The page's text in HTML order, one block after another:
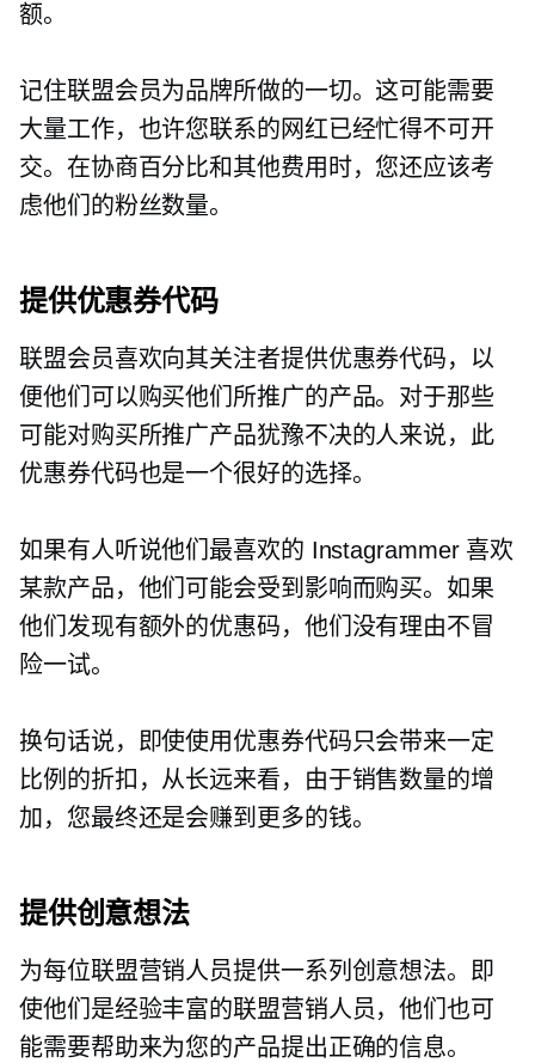
额。
记住联盟会员为品牌所做的一切。这可能需要
大量工作，也许您联系的网红已经忙得不可开
交。在协商百分比和其他费用时，您还应该考
虑他们的粉丝数量。
提供优惠券代码
联盟会员喜欢向其关注者提供优惠券代码，以
便他们可以购买他们所推广的产品。对于那些
可能对购买所推广产品犹豫不决的人来说，此
优惠券代码也是一个很好的选择。
如果有人听说他们最喜欢的 Instagrammer 喜欢
某款产品，他们可能会受到影响而购买。如果
他们发现有额外的优惠码，他们没有理由不冒
险一试。
换句话说，即使使用优惠券代码只会带来一定
比例的折扣，从长远来看，由于销售数量的增
加，您最终还是会赚到更多的钱。
提供创意想法
为每位联盟营销人员提供一系列创意想法。即
使他们是经验丰富的联盟营销人员，他们也可
能需要帮助来为您的产品提出正确的信息。